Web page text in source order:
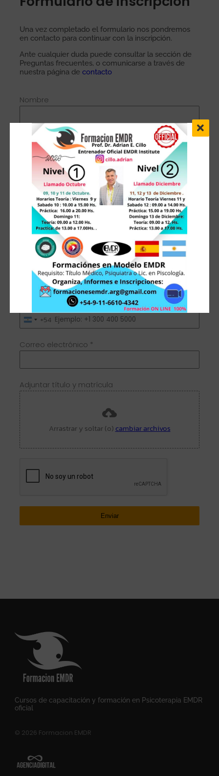
Una vez completado el formulario nos pondremos
en contacto para continuar con la inscripción.
Ante cualquier duda puede consultar la sección de
Preguntas frecuentes, o comunicarse a través de
nuestra página de contacto
Nombre
Apellido
DNI / Documento
Profesión*
Médico
Argentina
Argentina
+54
Correo electrónico *
Adjuntar título y matrícula
Arrastrar y soltar (o) cambiar archivos
Enviar
Cursos de capacitación y formación en Psicoterapia EMDR
oficial
© 2026 Formacion EMDR